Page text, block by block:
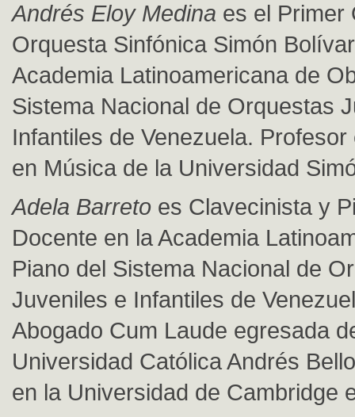
Andrés Eloy Medina es el Primer
Orquesta Sinfónica Simón
Academia Latinoamericana de
Sistema Nacional de Orquestas
Infantiles de Venezuela.
en Música de la Universidad
Adela Barreto es Clavecinista y
Docente en la Academia
Piano del Sistema Nacional de
Juveniles e Infantiles de
Abogado Cum Laude egresada
Universidad Católica Andrés
en la Universidad de Cambridge